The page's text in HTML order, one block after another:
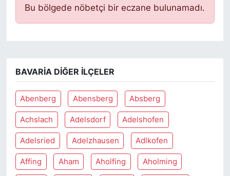
Bu bölgede nöbetçi bir eczane bulunamadı.
BAVARIA DIĞER İLÇELER
Abenberg Abensberg Absberg
Achslach Adelsdorf Adelshofen
Adelsried Adelzhausen Adlkofen
Affing Aham Aholfing Aholming